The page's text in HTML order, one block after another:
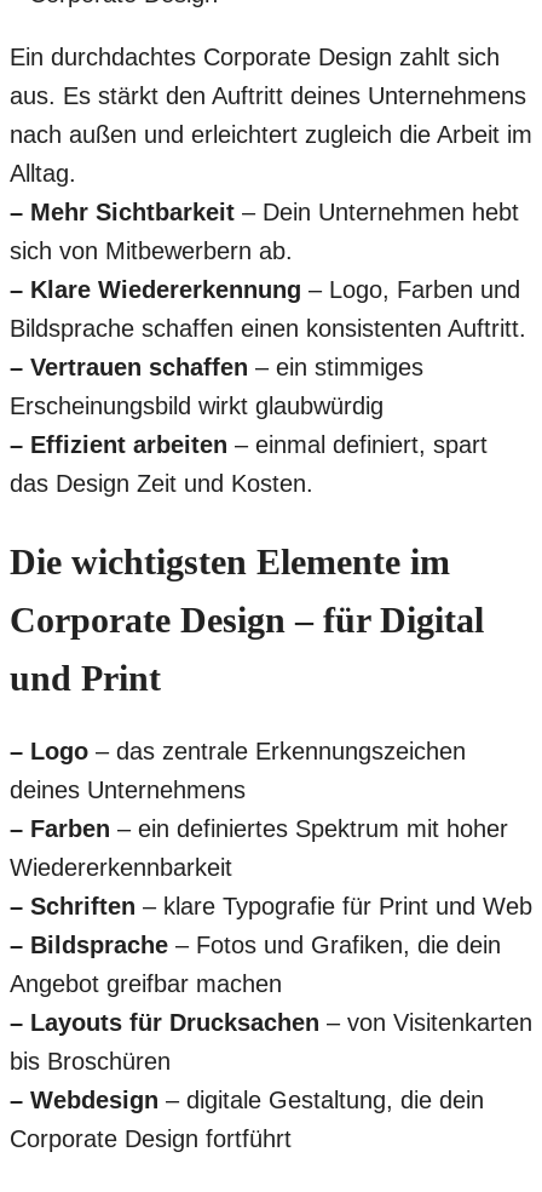
Ein durchdachtes Corporate Design zahlt sich
aus. Es stärkt den Auftritt deines Unternehmens
nach außen und erleichtert zugleich die Arbeit im
Alltag.
– Mehr Sichtbarkeit – Dein Unternehmen hebt
sich von Mitbewerbern ab.
– Klare Wiedererkennung – Logo, Farben und
Bildsprache schaffen einen konsistenten Auftritt.
– Vertrauen schaffen – ein stimmiges
Erscheinungsbild wirkt glaubwürdig
– Effizient arbeiten – einmal definiert, spart
das Design Zeit und Kosten.
Die wichtigsten Elemente im
Corporate Design – für Digital
und Print
– Logo – das zentrale Erkennungszeichen
deines Unternehmens
– Farben – ein definiertes Spektrum mit hoher
Wiedererkennbarkeit
– Schriften – klare Typografie für Print und Web
– Bildsprache – Fotos und Grafiken, die dein
Angebot greifbar machen
– Layouts für Drucksachen – von Visitenkarten
bis Broschüren
– Webdesign – digitale Gestaltung, die dein
Corporate Design fortführt